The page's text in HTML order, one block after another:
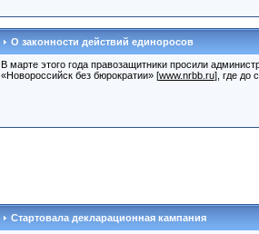
О законности действий единоросов
В марте этого года правозащитники просили
«Новороссийск без бюрократии» [www.nrbb.ru], где до
Стартовала декларационная кампания